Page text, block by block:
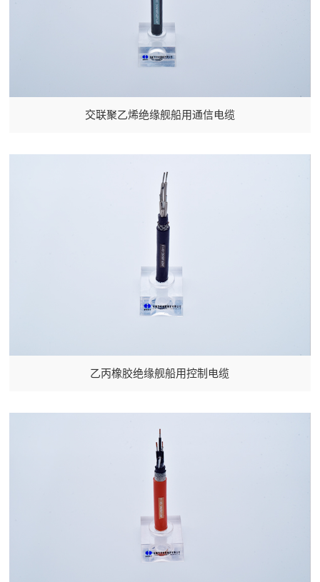
交联聚乙烯绝缘舰船用通信电缆
乙丙橡胶绝缘舰船用控制电缆